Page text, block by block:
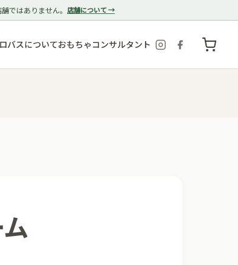
ではありません。 店舗について →
バスについておもちゃコンサルタント